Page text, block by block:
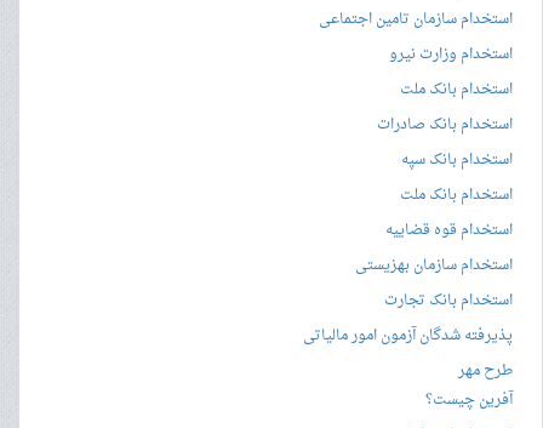
استخدام سازمان تامین اجتماعی
استخدام وزارت نیرو
استخدام بانک ملت
استخدام بانک صادرات
استخدام بانک سپه
استخدام بانک ملت
استخدام قوه قضاییه
استخدام سازمان بهزیستی
استخدام بانک تجارت
پذیرفته شدگان آزمون امور مالیاتی
طرح مهر
آفرین چیست؟